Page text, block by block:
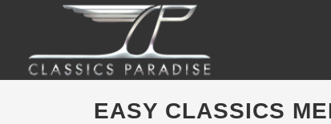
EASY CLASSICS